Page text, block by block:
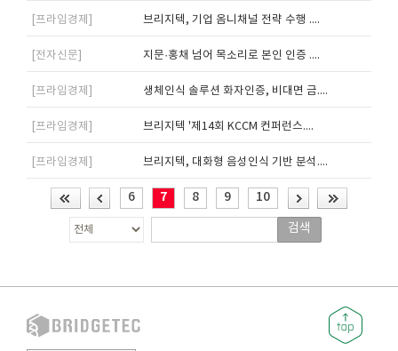
[프라임경제] 브리지텍, 기업 옴니채널 전략 수행 ....
[전자신문] 지문·홍채 넘어 목소리로 본인 인증 ....
[프라임경제] 생체인식 솔루션 화자인증, 비대면 금....
[프라임경제] 브리지텍 '제14회 KCCM 컨퍼런스....
[프라임경제] 브리지텍, 대화형 음성인식 기반 분석....
6 7 8 9 10
검색